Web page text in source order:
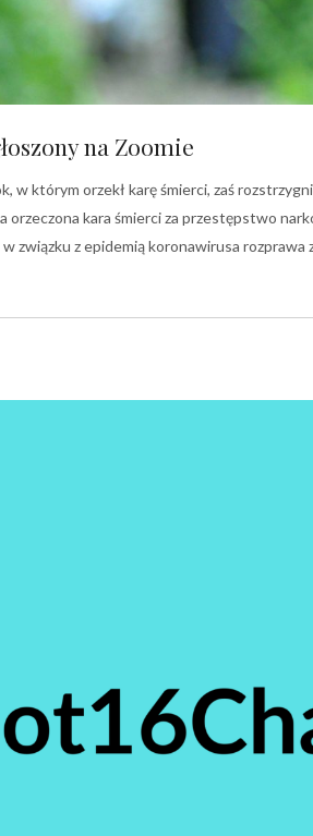
na Zoomie
w którym orzekł karę śmierci, zaś
orzeczona kara śmierci za przestępstwo
związku z epidemią koronawirusa